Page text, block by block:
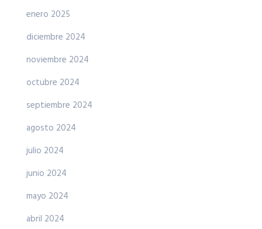
enero 2025
diciembre 2024
noviembre 2024
octubre 2024
septiembre 2024
agosto 2024
julio 2024
junio 2024
mayo 2024
abril 2024